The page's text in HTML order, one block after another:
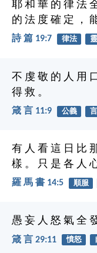
耶 和 華 的 律 法
的 法 度 確 定 ，
詩 篇 19:7 律法
不 虔 敬 的 人 用
得 救 。
箴 言 11:9 公義
有 人 看 這 日 比
樣 。 只 是 各 人
羅 馬 書 14:5 順服
愚 妄 人 怒 氣 全
箴 言 29:11 憤怒